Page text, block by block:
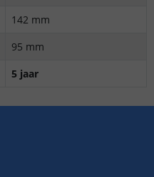
142 mm
95 mm
5 jaar